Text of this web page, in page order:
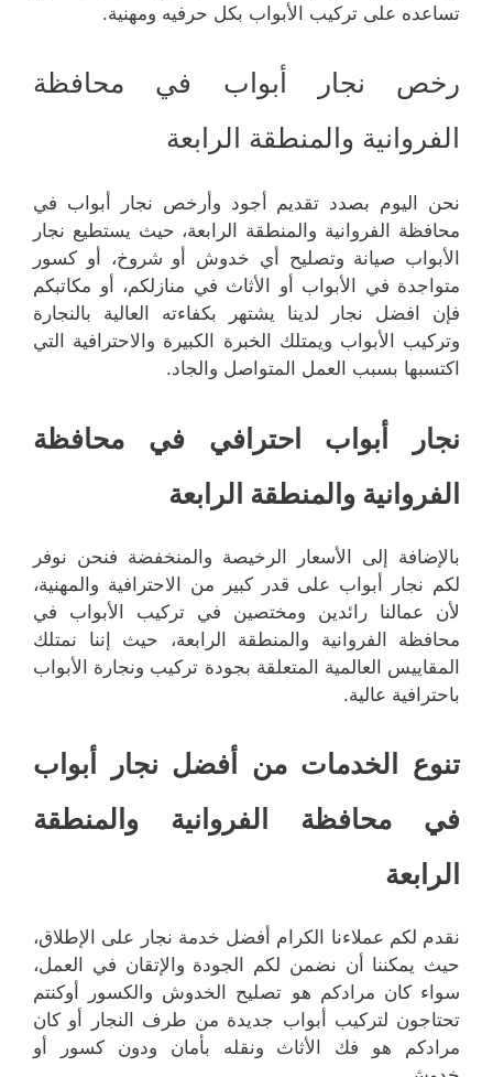
تساعده على تركيب الأبواب بكل حرفيه ومهنية.
رخص نجار أبواب في محافظة
الفروانية والمنطقة الرابعة
نحن اليوم بصدد تقديم أجود وأرخص نجار أبواب في
محافظة الفروانية والمنطقة الرابعة، حيث يستطيع نجار
الأبواب صيانة وتصليح أي خدوش أو شروخ، أو كسور
متواجدة في الأبواب أو الأثاث في منازلكم، أو مكاتبكم
فإن افضل نجار لدينا يشتهر بكفاءته العالية بالنجارة
وتركيب الأبواب ويمتلك الخبرة الكبيرة والاحترافية التي
اكتسبها بسبب العمل المتواصل والجاد.
نجار أبواب احترافي في محافظة
الفروانية والمنطقة الرابعة
بالإضافة إلى الأسعار الرخيصة والمنخفضة فنحن نوفر
لكم نجار أبواب على قدر كبير من الاحترافية والمهنية،
لأن عمالنا رائدين ومختصين في تركيب الأبواب في
محافظة الفروانية والمنطقة الرابعة، حيث إننا نمتلك
المقاييس العالمية المتعلقة بجودة تركيب ونجارة الأبواب
باحترافية عالية.
تنوع الخدمات من أفضل نجار أبواب
في محافظة الفروانية والمنطقة
الرابعة
نقدم لكم عملاءنا الكرام أفضل خدمة نجار على الإطلاق،
حيث يمكننا أن نضمن لكم الجودة والإتقان في العمل،
سواء كان مرادكم هو تصليح الخدوش والكسور أوكنتم
تحتاجون لتركيب أبواب جديدة من طرف النجار أو كان
مرادكم هو فك الأثاث ونقله بأمان ودون كسور أو